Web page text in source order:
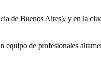
de Buenos Aires), y en la
de profesionales